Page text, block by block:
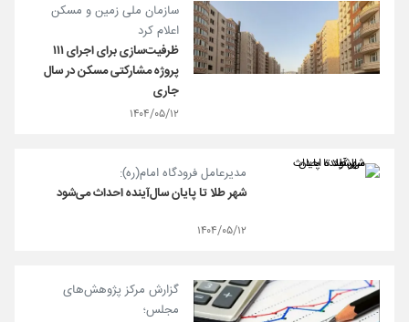
سازمان ملی زمین و مسکن
اعلام کرد
ظرفیت‌سازی برای اجرای ۱۱۱
پروژه مشارکتی مسکن در سال
جاری
۱۴۰۴/۰۵/۱۲
مدیرعامل فرودگاه امام(ره):
شهر طلا تا پایان سال‌آینده احداث می‌شود
۱۴۰۴/۰۵/۱۲
گزارش مرکز پژوهش‌های
مجلس؛